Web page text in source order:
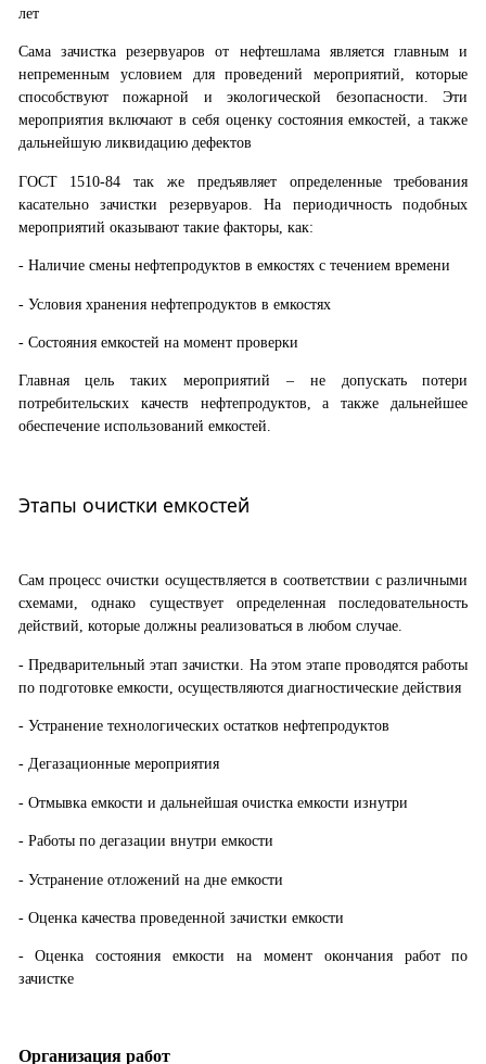
лет
Сама зачистка резервуаров от нефтешлама является главным и
непременным условием для проведений мероприятий, которые
способствуют пожарной и экологической безопасности. Эти
мероприятия включают в себя оценку состояния емкостей, а также
дальнейшую ликвидацию дефектов
ГОСТ 1510-84 так же предъявляет определенные требования
касательно зачистки резервуаров. На периодичность подобных
мероприятий оказывают такие факторы, как:
- Наличие смены нефтепродуктов в емкостях с течением времени
- Условия хранения нефтепродуктов в емкостях
- Состояния емкостей на момент проверки
Главная цель таких мероприятий – не допускать потери
потребительских качеств нефтепродуктов, а также дальнейшее
обеспечение использований емкостей.
Этапы очистки емкостей
Сам процесс очистки осуществляется в соответствии с различными
схемами, однако существует определенная последовательность
действий, которые должны реализоваться в любом случае.
- Предварительный этап зачистки. На этом этапе проводятся работы
по подготовке емкости, осуществляются диагностические действия
- Устранение технологических остатков нефтепродуктов
- Дегазационные мероприятия
- Отмывка емкости и дальнейшая очистка емкости изнутри
- Работы по дегазации внутри емкости
- Устранение отложений на дне емкости
- Оценка качества проведенной зачистки емкости
- Оценка состояния емкости на момент окончания работ по
зачистке
Организация работ